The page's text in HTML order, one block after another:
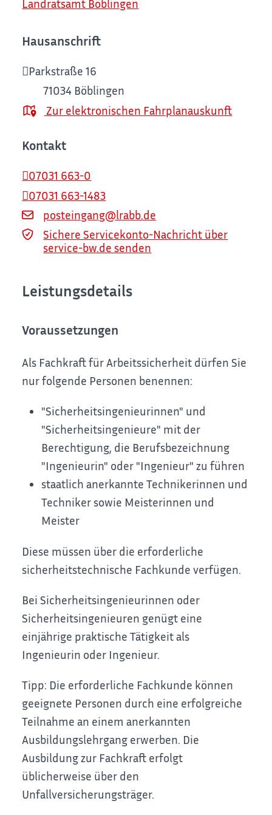
Landratsamt Böblingen
Hausanschrift
Parkstraße 16
71034 Böblingen
Zur elektronischen Fahrplanauskunft
Kontakt
07031 663-0
07031 663-1483
posteingang@lrabb.de
Sichere Servicekonto-Nachricht über
service-bw.de senden
Leistungsdetails
Voraussetzungen
Als Fachkraft für Arbeitssicherheit dürfen Sie
nur folgende Personen benennen:
"Sicherheitsingenieurinnen" und
"Sicherheitsingenieure" mit der
Berechtigung, die Berufsbezeichnung
"Ingenieurin" oder "Ingenieur" zu führen
staatlich anerkannte Technikerinnen und
Techniker sowie Meisterinnen und
Meister
Diese müssen über die erforderliche
sicherheitstechnische Fachkunde verfügen.
Bei Sicherheitsingenieurinnen oder
Sicherheitsingenieuren genügt eine
einjährige praktische Tätigkeit als
Ingenieurin oder Ingenieur.
Tipp: Die erforderliche Fachkunde können
geeignete Personen durch eine erfolgreiche
Teilnahme an einem anerkannten
Ausbildungslehrgang erwerben. Die
Ausbildung zur Fachkraft erfolgt
üblicherweise über den
Unfallversicherungsträger.